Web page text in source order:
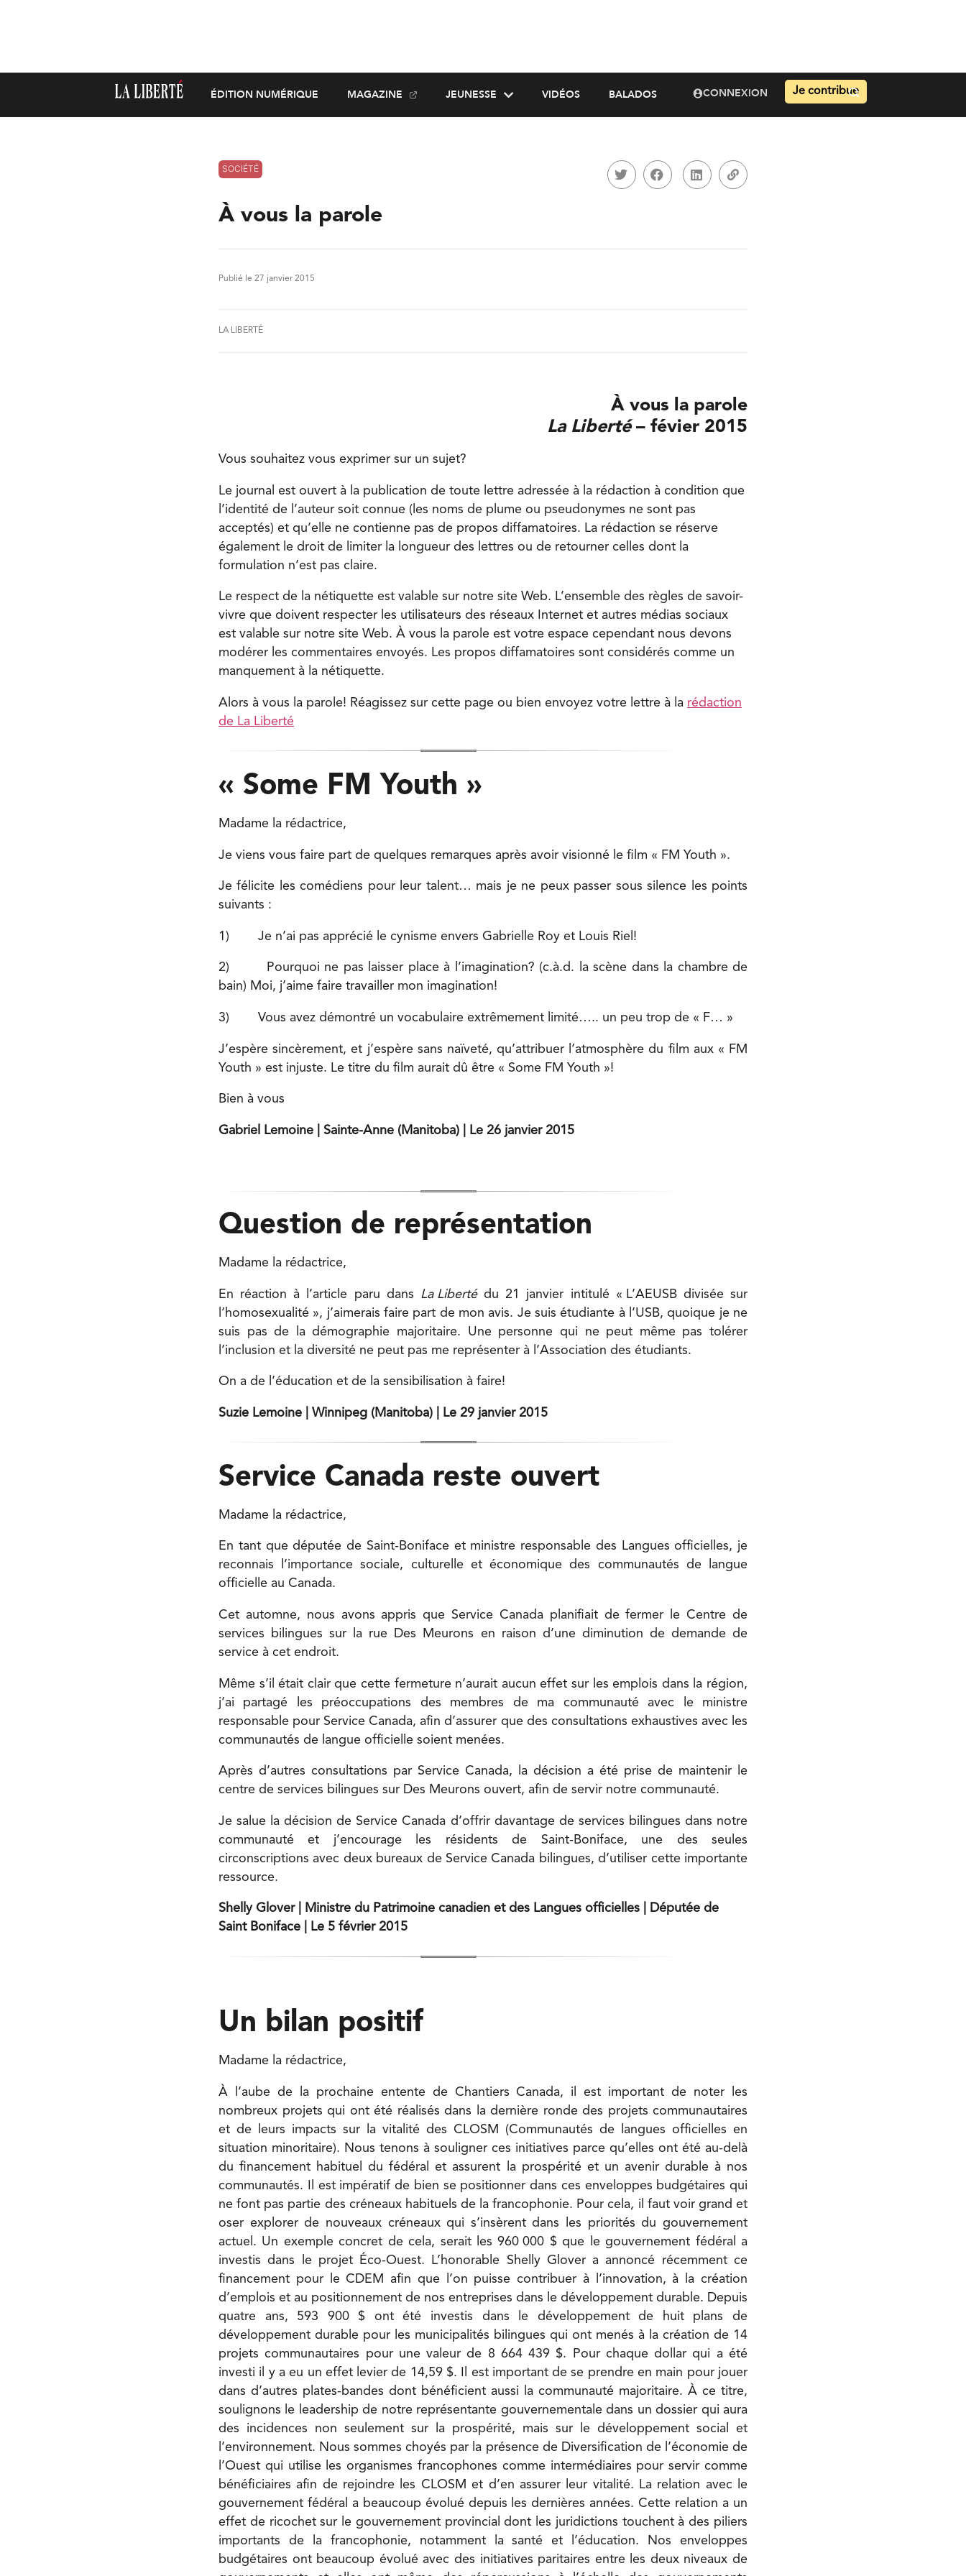
ÉDITION NUMÉRIQUE MAGAZINE JEUNESSE VIDÉOS BALADOS CONNEXION Je contribue
SOCIÉTÉ
À vous la parole
Publié le 27 janvier 2015
LA LIBERTÉ
À vous la parole
La Liberté– févier 2015
Vous souhaitez vous exprimer sur un sujet?
Le journal est ouvert à la publication de toute lettre adressée à la rédaction à condition que
l’identité de l’auteur soit connue (les noms de plume ou pseudonymes ne sont pas
acceptés) et qu’elle ne contienne pas de propos diffamatoires. La rédaction se réserve
également le droit de limiter la longueur des lettres ou de retourner celles dont la
formulation n’est pas claire.
Le respect de la nétiquette est valable sur notre site Web. L’ensemble des règles de savoir-
vivre que doivent respecter les utilisateurs des réseaux Internet et autres médias sociaux
est valable sur notre site Web. À vous la parole est votre espace cependant nous devons
modérer les commentaires envoyés. Les propos diffamatoires sont considérés comme un
manquement à la nétiquette.
Alors à vous la parole! Réagissez sur cette page ou bien envoyez votre lettre à la rédaction
de La Liberté
« Some FM Youth »
Madame la rédactrice,
Je viens vous faire part de quelques remarques après avoir visionné le film « FM Youth ».
Je félicite les comédiens pour leur talent… mais je ne peux passer sous silence les points
suivants :
1) Je n’ai pas apprécié le cynisme envers Gabrielle Roy et Louis Riel!
2) Pourquoi ne pas laisser place à l’imagination? (c.à.d. la scène dans la chambre de
bain) Moi, j’aime faire travailler mon imagination!
3) Vous avez démontré un vocabulaire extrêmement limité….. un peu trop de « F… »
J’espère sincèrement, et j’espère sans naïveté, qu’attribuer l’atmosphère du film aux « FM
Youth » est injuste. Le titre du film aurait dû être « Some FM Youth »!
Bien à vous
Gabriel Lemoine | Sainte-Anne (Manitoba) | Le 26 janvier 2015
Question de représentation
Madame la rédactrice,
En réaction à l’article paru dans LaLibertédu 21 janvier intitulé « L’AEUSB divisée sur
l’homosexualité », j’aimerais faire part de mon avis. Je suis étudiante à l’USB, quoique je ne
suis pas de la démographie majoritaire. Une personne qui ne peut même pas tolérer
l’inclusion et la diversité ne peut pas me représenter à l’Association des étudiants.
On a de l’éducation et de la sensibilisation à faire!
Suzie Lemoine | Winnipeg (Manitoba) | Le 29 janvier 2015
Service Canada reste ouvert
Madame la rédactrice,
En tant que députée de Saint-Boniface et ministre responsable des Langues officielles, je
reconnais l’importance sociale, culturelle et économique des communautés de langue
officielle au Canada.
Cet automne, nous avons appris que Service Canada planifiait de fermer le Centre de
services bilingues sur la rue Des Meurons en raison d’une diminution de demande de
service à cet endroit.
Même s’il était clair que cette fermeture n’aurait aucun effet sur les emplois dans la région,
j’ai partagé les préoccupations des membres de ma communauté avec le ministre
responsable pour Service Canada, afin d’assurer que des consultations exhaustives avec les
communautés de langue officielle soient menées.
Après d’autres consultations par Service Canada, la décision a été prise de maintenir le
centre de services bilingues sur Des Meurons ouvert, afin de servir notre communauté.
Je salue la décision de Service Canada d’offrir davantage de services bilingues dans notre
communauté et j’encourage les résidents de Saint-Boniface, une des seules
circonscriptions avec deux bureaux de Service Canada bilingues, d’utiliser cette importante
ressource.
Shelly Glover | Ministre du Patrimoine canadien et des Langues officielles | Députée de
Saint Boniface | Le 5 février 2015
Un bilan positif
Madame la rédactrice,
À l’aube de la prochaine entente de Chantiers Canada, il est important de noter les
nombreux projets qui ont été réalisés dans la dernière ronde des projets communautaires
et de leurs impacts sur la vitalité des CLOSM (Communautés de langues officielles en
situation minoritaire). Nous tenons à souligner ces initiatives parce qu’elles ont été au-delà
du financement habituel du fédéral et assurent la prospérité et un avenir durable à nos
communautés. Il est impératif de bien se positionner dans ces enveloppes budgétaires qui
ne font pas partie des créneaux habituels de la francophonie. Pour cela, il faut voir grand et
oser explorer de nouveaux créneaux qui s’insèrent dans les priorités du gouvernement
actuel. Un exemple concret de cela, serait les 960 000 $ que le gouvernement fédéral a
investis dans le projet Éco-Ouest. L’honorable Shelly Glover a annoncé récemment ce
financement pour le CDEM afin que l’on puisse contribuer à l’innovation, à la création
d’emplois et au positionnement de nos entreprises dans le développement durable. Depuis
quatre ans, 593 900 $ ont été investis dans le développement de huit plans de
développement durable pour les municipalités bilingues qui ont menés à la création de 14
projets communautaires pour une valeur de 8 664 439 $. Pour chaque dollar qui a été
investi il y a eu un effet levier de 14,59 $. Il est important de se prendre en main pour jouer
dans d’autres plates-bandes dont bénéficient aussi la communauté majoritaire. À ce titre,
soulignons le leadership de notre représentante gouvernementale dans un dossier qui aura
des incidences non seulement sur la prospérité, mais sur le développement social et
l’environnement. Nous sommes choyés par la présence de Diversification de l’économie de
l’Ouest qui utilise les organismes francophones comme intermédiaires pour servir comme
bénéficiaires afin de rejoindre les CLOSM et d’en assurer leur vitalité. La relation avec le
gouvernement fédéral a beaucoup évolué depuis les dernières années. Cette relation a un
effet de ricochet sur le gouvernement provincial dont les juridictions touchent à des piliers
importants de la francophonie, notamment la santé et l’éducation. Nos enveloppes
budgétaires ont beaucoup évolué avec des initiatives paritaires entre les deux niveaux de